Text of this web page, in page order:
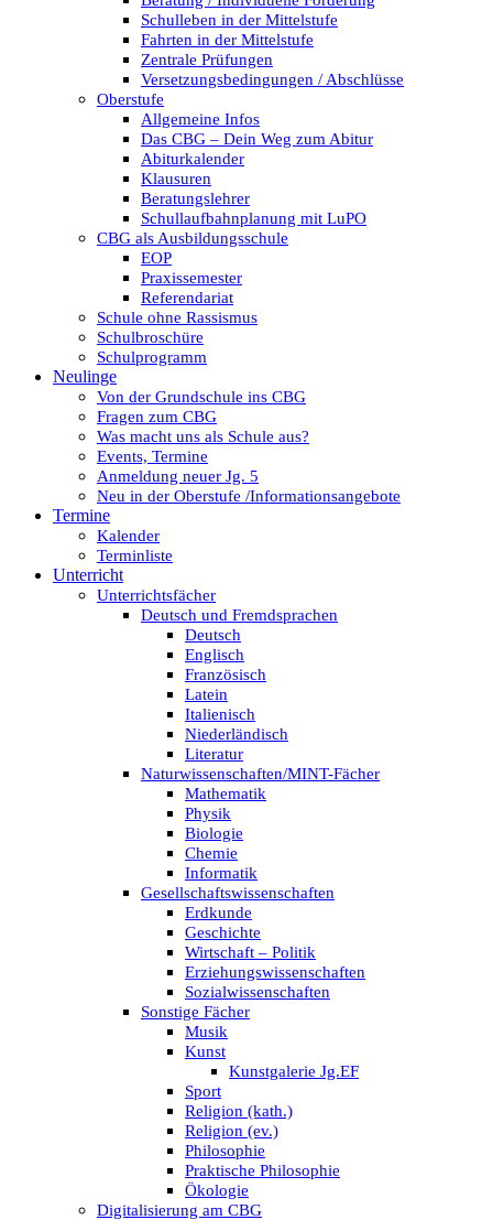
Schulleben in der Mittelstufe
Fahrten in der Mittelstufe
Zentrale Prüfungen
Versetzungsbedingungen / Abschlüsse
Oberstufe
Allgemeine Infos
Das CBG – Dein Weg zum Abitur
Abiturkalender
Klausuren
Beratungslehrer
Schullaufbahnplanung mit LuPO
CBG als Ausbildungsschule
EOP
Praxissemester
Referendariat
Schule ohne Rassismus
Schulbroschüre
Schulprogramm
Neulinge
Von der Grundschule ins CBG
Fragen zum CBG
Was macht uns als Schule aus?
Events, Termine
Anmeldung neuer Jg. 5
Neu in der Oberstufe /Informationsangebote
Termine
Kalender
Terminliste
Unterricht
Unterrichtsfächer
Deutsch und Fremdsprachen
Deutsch
Englisch
Französisch
Latein
Italienisch
Niederländisch
Literatur
Naturwissenschaften/MINT-Fächer
Mathematik
Physik
Biologie
Chemie
Informatik
Gesellschaftswissenschaften
Erdkunde
Geschichte
Wirtschaft – Politik
Erziehungswissenschaften
Sozialwissenschaften
Sonstige Fächer
Musik
Kunst
Kunstgalerie Jg.EF
Sport
Religion (kath.)
Religion (ev.)
Philosophie
Praktische Philosophie
Ökologie
Digitalisierung am CBG